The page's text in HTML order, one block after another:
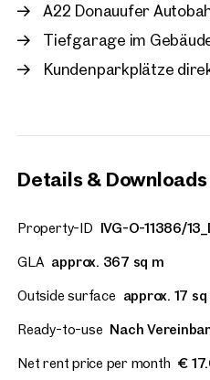
A22 Donauufer
Tiefgarage im
Kundenparkplätze
Details & Downloads
Property-ID IVG-O-11386/
GLA approx. 367 sq m
Outside surface approx. 17 sq
Ready-to-use Nach
Net rent price per month €